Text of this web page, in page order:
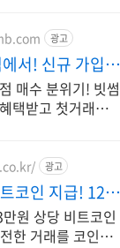
광고
서! 신규 가입
매수 분위기! 빗썸
택받고 첫거래하세
광고
코인 지급! 12년
원 상당 비트코인
한 거래를 코인원